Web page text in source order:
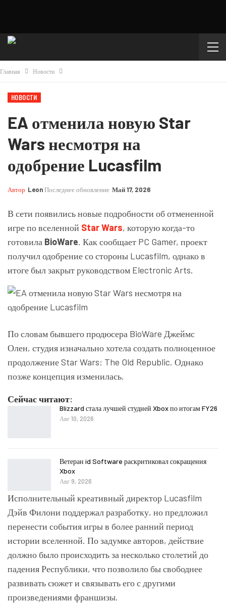
Главная Новости
НОВОСТИ
EA отменила новую Star
Wars несмотря на
одобрение Lucasfilm
Автор LeonПоследнее обновление Май 17, 2026
В сети появились новые подробности об отмененной
игре по вселенной Star Wars, которую когда-то
готовила BioWare. Как сообщает PC Gamer, проект
получил одобрение со стороны Lucasfilm, однако в
итоге был закрыт руководством Electronic Arts.
По словам бывшего продюсера BioWare Джеймс
Олен, студия изначально хотела создать полноценное
продолжениеStar Wars: The Old Republic. Однако
позже концепция изменилась.
Сейчас читают:
Blizzard стала лучшей студией Xbox по итогам FY26
Авг 10, 2026
Ветеран id Software раскритиковал сокращения
Xbox
Авг 9, 2026
Исполнительный креативный директор Lucasfilm
Дэйв Филони поддержал разработку, но предложил
перенести события игры в более ранний период
истории вселенной. По задумке авторов, действие
должно было происходить за несколько столетий до
падения Республики, что позволило бы свободнее
развивать сюжет и связывать его с другими
произведениями франшизы.